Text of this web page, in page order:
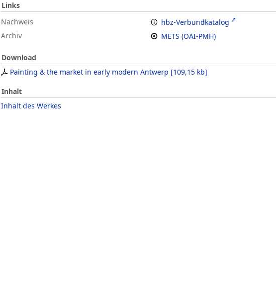
Links
Nachweis
hbz-Verbundkatalog
Archiv
METS (OAI-PMH)
Download
Painting & the market in early modern Antwerp [109,15 kb]
Inhalt
Inhalt des Werkes